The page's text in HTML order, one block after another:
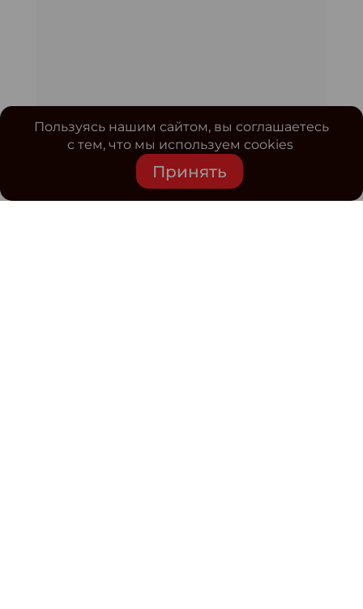
Пользуясь нашим сайтом, вы соглашаетесь
с тем, что мы используем cookies
Принять